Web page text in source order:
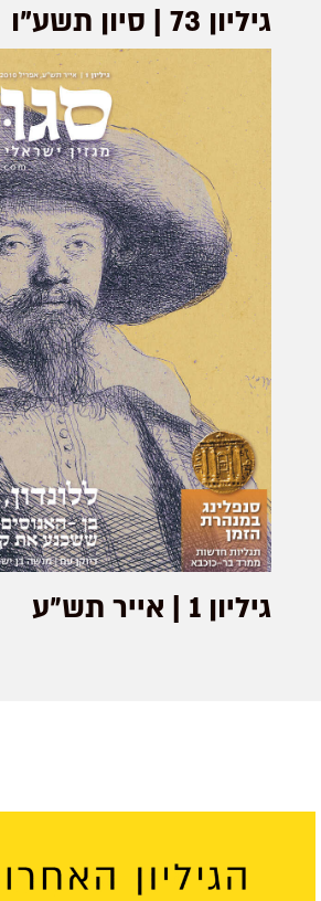
גיליון 73 | סיון תשע”ו
גיליון 1 | אייר תש״ע